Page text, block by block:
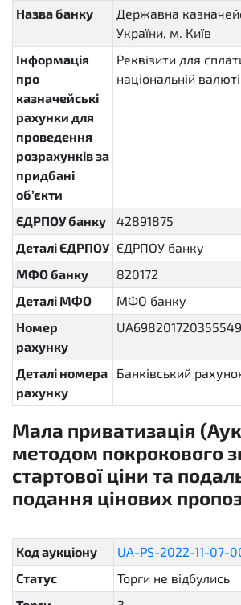
Назва банку
Державна
України, м. Київ
Інформація
про
казначейські
рахунки для
проведення
розрахунків за
придбані
об’єкти
Реквізити для
національній валюті
ЄДРПОУ банку
42891875
Деталі ЄДРПОУ ЄДРПОУ банку
МФО банку
820172
Деталі МФО
МФО банку
Номер
рахунку
Деталі номера
рахунку
Банківський
Мала приватизація
методом покрокового
стартової ціни та
подання цінових
Код аукціону
UA-PS-2022-11-07-
Статус
Торги не відбулись